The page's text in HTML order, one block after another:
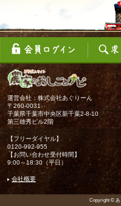
運営会社：株式会社あぐりーん
〒260-0031
千葉県千葉市中央区新千葉2-8-10
第三雄秀ビル2階
【フリーダイヤル】
0120-992-955
【お問い合わせ受付時間】
9:00～18:30（平日）
会社概要
Copyright ©